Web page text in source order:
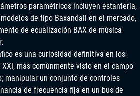
paramétricos incluyen estantería,
de tipo Baxandall en el mercado,
de ecualización BAX de música
es una curiosidad definitiva en los
más comúnmente visto en el campo
manipular un conjunto de controles
de frecuencia fija en un bus de